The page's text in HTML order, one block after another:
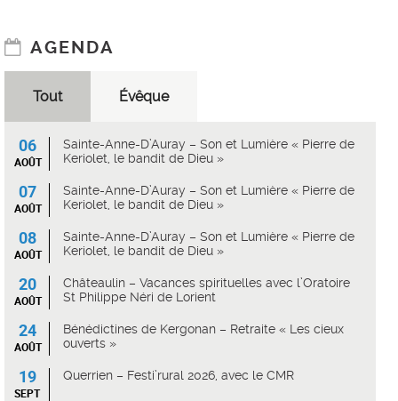
AGENDA
Tout Évêque
06
AOÛT
Sainte-Anne-D’Auray – Son et Lumière « Pierre de
Keriolet, le bandit de Dieu »
07
AOÛT
Sainte-Anne-D’Auray – Son et Lumière « Pierre de
Keriolet, le bandit de Dieu »
08
AOÛT
Sainte-Anne-D’Auray – Son et Lumière « Pierre de
Keriolet, le bandit de Dieu »
20
AOÛT
Châteaulin – Vacances spirituelles avec l’Oratoire
St Philippe Néri de Lorient
24
AOÛT
Bénédictines de Kergonan – Retraite « Les cieux
ouverts »
19
SEPT
Querrien – Festi’rural 2026, avec le CMR